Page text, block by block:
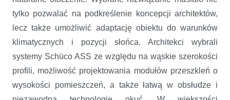
tylko pozwalać na podkreślenie koncepcji architektów,
lecz także umożliwić adaptację obiektu do warunków
klimatycznych i pozycji słońca. Architekci wybrali
systemy Schüco ASS ze względu na wąskie szerokości
profili, możliwość projektowania modułów przeszkleń o
wysokości pomieszczeń, a także łatwą w obsłudze i